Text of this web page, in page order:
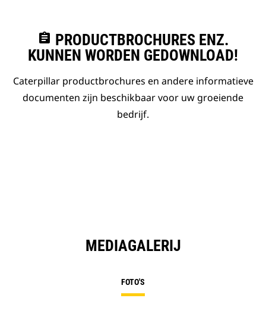
assignment PRODUCTBROCHURES ENZ.
KUNNEN WORDEN GEDOWNLOAD!
Caterpillar productbrochures en andere informatieve
documenten zijn beschikbaar voor uw groeiende
bedrijf.
MEDIAGALERIJ
FOTO'S